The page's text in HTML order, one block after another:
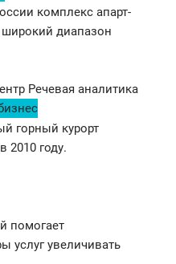
комплекс апарт-
диапазон
Речевая аналитика
горный курорт
2010 году.
помогает
услуг увеличивать